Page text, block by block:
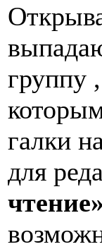
группу
галки
для
чтение»